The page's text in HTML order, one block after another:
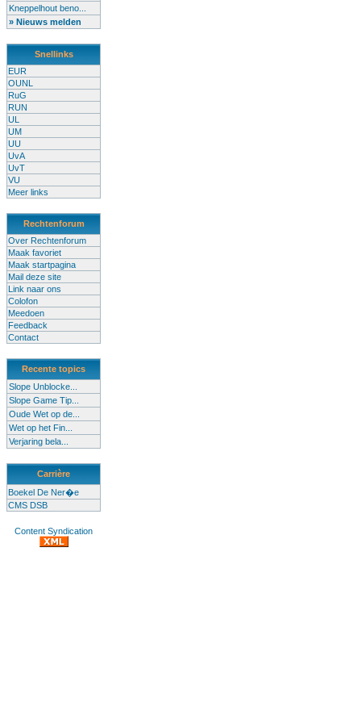
Kneppelhout beno...
» Nieuws melden
Snellinks
EUR
OUNL
RuG
RUN
UL
UM
UU
UvA
UvT
VU
Meer links
Rechtenforum
Over Rechtenforum
Maak favoriet
Maak startpagina
Mail deze site
Link naar ons
Colofon
Meedoen
Feedback
Contact
Recente topics
Slope Unblocke...
Slope Game Tip...
Oude Wet op de...
Wet op het Fin...
Verjaring bela...
Carrière
Boekel De Ner�e
CMS DSB
Content Syndication